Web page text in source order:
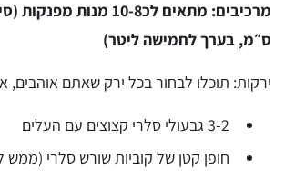
ס״מ, בערך לחמישה ליטר)
ירקות: תוכלו לבחור בכל ירק שאתם אוהבים,
3-2 גבעולי סלרי קצוצים עם העלים
חופן קטן של קוביות שורש סלרי (ממש